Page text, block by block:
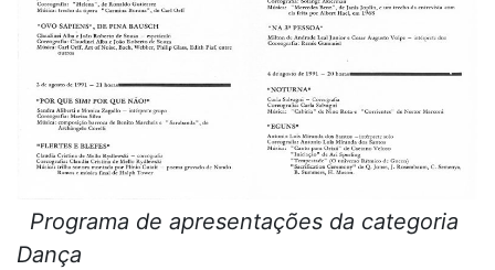
Programa de apresentações da categoria
Dança